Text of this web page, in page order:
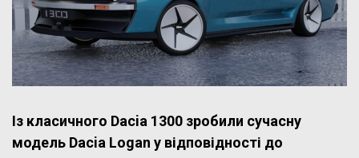
Із класичного Dacia 1300 зробили сучасну
модель Dacia Logan у відповідності до